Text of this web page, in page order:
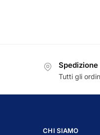
Tutti gli
CHI SIAMO